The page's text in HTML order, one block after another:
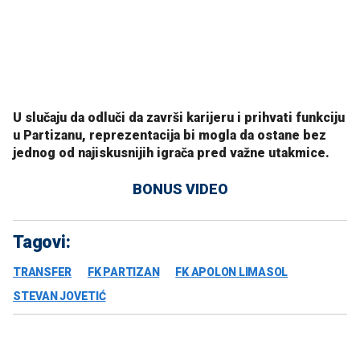
U slučaju da odluči da završi karijeru i prihvati funkciju
u Partizanu, reprezentacija bi mogla da ostane bez
jednog od najiskusnijih igrača pred važne utakmice.
BONUS VIDEO
Tagovi:
TRANSFER FK PARTIZAN
FK APOLON LIMASOL
STEVAN JOVETIĆ